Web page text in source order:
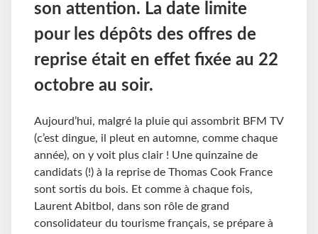
son attention. La date limite
pour les dépôts des offres de
reprise était en effet fixée au 22
octobre au soir.
Aujourd’hui, malgré la pluie qui assombrit BFM TV
(c’est dingue, il pleut en automne, comme chaque
année), on y voit plus clair ! Une quinzaine de
candidats (!) à la reprise de Thomas Cook France
sont sortis du bois. Et comme à chaque fois,
Laurent Abitbol, dans son rôle de grand
consolidateur du tourisme français, se prépare à